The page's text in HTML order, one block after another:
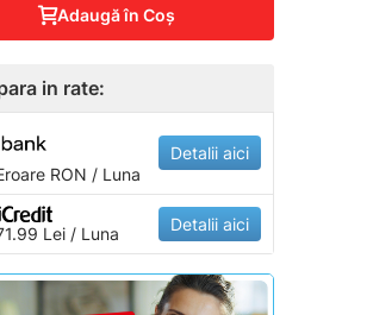
Adaugă în Coş
in rate:
RON / Luna
Detalii aici
Lei / Luna Detalii aici